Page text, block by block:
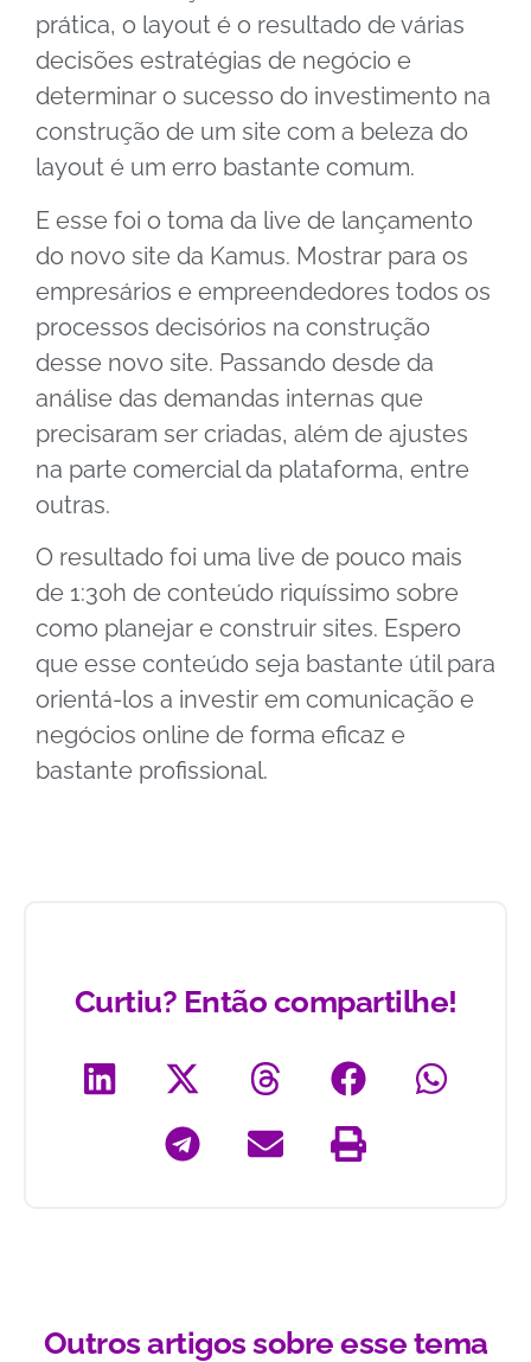
prática, o layout é o resultado de várias
decisões estratégias de negócio e
determinar o sucesso do investimento na
construção de um site com a beleza do
layout é um erro bastante comum.
E esse foi o toma da live de lançamento
do novo site da Kamus. Mostrar para os
empresários e empreendedores todos os
processos decisórios na construção
desse novo site. Passando desde da
análise das demandas internas que
precisaram ser criadas, além de ajustes
na parte comercial da plataforma, entre
outras.
O resultado foi uma live de pouco mais
de 1:30h de conteúdo riquíssimo sobre
como planejar e construir sites. Espero
que esse conteúdo seja bastante útil para
orientá-los a investir em comunicação e
negócios online de forma eficaz e
bastante profissional.
Curtiu? Então compartilhe!
Outros artigos sobre esse tema